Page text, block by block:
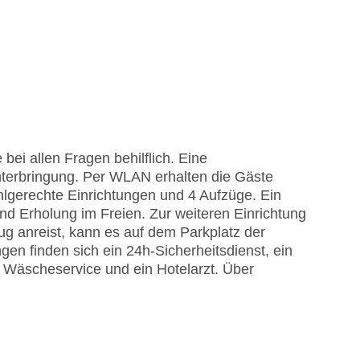
allen Fragen behilflich. Eine
Per WLAN erhalten die Gäste
Einrichtungen und 4 Aufzüge. Ein
Erholung im Freien. Zur weiteren Einrichtung
anreist, kann es auf dem Parkplatz der
finden sich ein 24h-Sicherheitsdienst, ein
und ein Hotelarzt. Über